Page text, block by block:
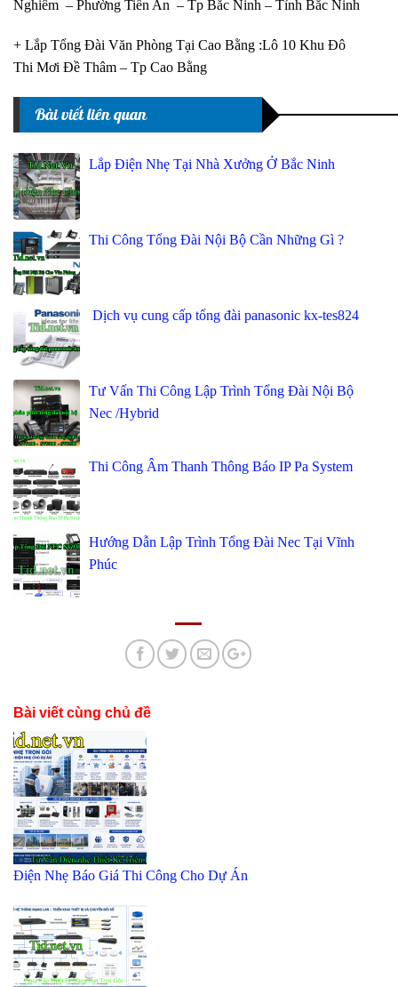
Nghiêm – Phường Tiền An – Tp Bắc Ninh – Tỉnh Bắc Ninh
+ Lắp Tổng Đài Văn Phòng Tại Cao Bằng :Lô 10 Khu Đô
Thi Mơi Đề Thâm – Tp Cao Bằng
Bài viết liên quan
Lắp Điện Nhẹ Tại Nhà Xưởng Ở Bắc Ninh
Thi Công Tổng Đài Nội Bộ Cần Những Gì ?
Dịch vụ cung cấp tổng đài panasonic kx-tes824
Tư Vấn Thi Công Lập Trình Tổng Đài Nội Bộ
Nec /Hybrid
Thi Công Âm Thanh Thông Báo IP Pa System
Hướng Dẫn Lập Trình Tổng Đài Nec Tại Vĩnh
Phúc
Bài viết cùng chủ đề
Điện Nhẹ Báo Giá Thi Công Cho Dự Án